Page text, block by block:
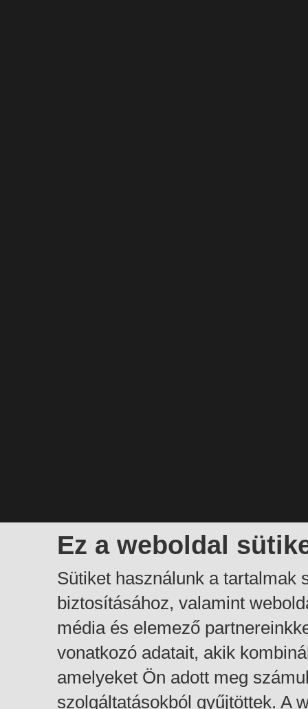
Ez a weboldal
Sütiket használunk a tartalmak
biztosításához, valamint
média és elemező
vonatkozó adatait, akik
amelyeket Ön adott meg
szolgáltatásokból gyűjtöttek. A